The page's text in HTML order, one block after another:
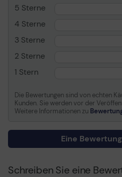
Verbrauchsmaterial
Verbrauchsmaterialtyp
Informationen zur
Entwickelt für
5 Sterne
4 Sterne
3 Sterne
2 Sterne
1 Stern
Die Bewertungen sind von echten
Kunden. Sie werden vor der
Weitere Informationen zu
Eine
Schreiben Sie eine